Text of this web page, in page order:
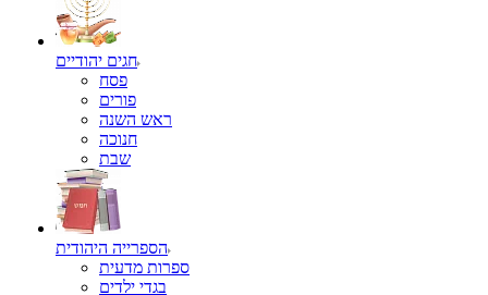
חגים יהודיים
פסח
פורים
ראש השנה
חנוכה
שבת
הספרייה היהודית
ספרות מדעית
בגדי ילדים